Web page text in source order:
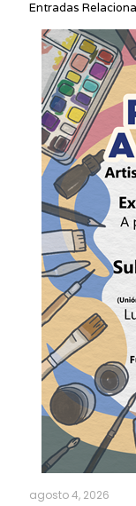
Entradas
agosto 4, 2026